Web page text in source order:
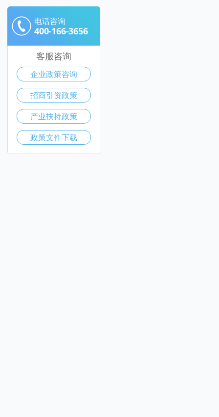
电话咨询
400-166-3656
客服咨询
企业政策咨询
招商引资政策
产业扶持政策
政策文件下载